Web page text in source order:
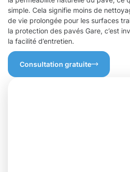
simple. Cela signifie moins de
de vie prolongée pour les surfaces
la protection des pavés Gare, c’est
la facilité d’entretien.
Consultation gratuite